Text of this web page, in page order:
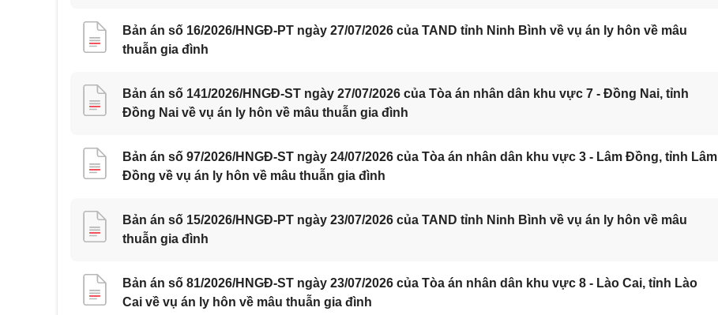
Bản án số 16/2026/HNGĐ-PT ngày 27/07/2026 của TAND tỉnh Ninh Bình về vụ án ly hôn về mâu
thuẫn gia đình
Bản án số 141/2026/HNGĐ-ST ngày 27/07/2026 của Tòa án nhân dân khu vực 7 - Đồng Nai, tỉnh
Đồng Nai về vụ án ly hôn về mâu thuẫn gia đình
Bản án số 97/2026/HNGĐ-ST ngày 24/07/2026 của Tòa án nhân dân khu vực 3 - Lâm Đồng, tỉnh Lâm
Đồng về vụ án ly hôn về mâu thuẫn gia đình
Bản án số 15/2026/HNGĐ-PT ngày 23/07/2026 của TAND tỉnh Ninh Bình về vụ án ly hôn về mâu
thuẫn gia đình
Bản án số 81/2026/HNGĐ-ST ngày 23/07/2026 của Tòa án nhân dân khu vực 8 - Lào Cai, tỉnh Lào
Cai về vụ án ly hôn về mâu thuẫn gia đình